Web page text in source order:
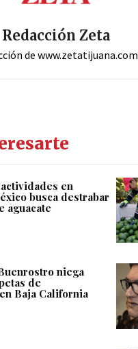
Redacción Zeta
de www.zetatijuana.com
en
busca destrabar
aguacate
niega
de
Baja California